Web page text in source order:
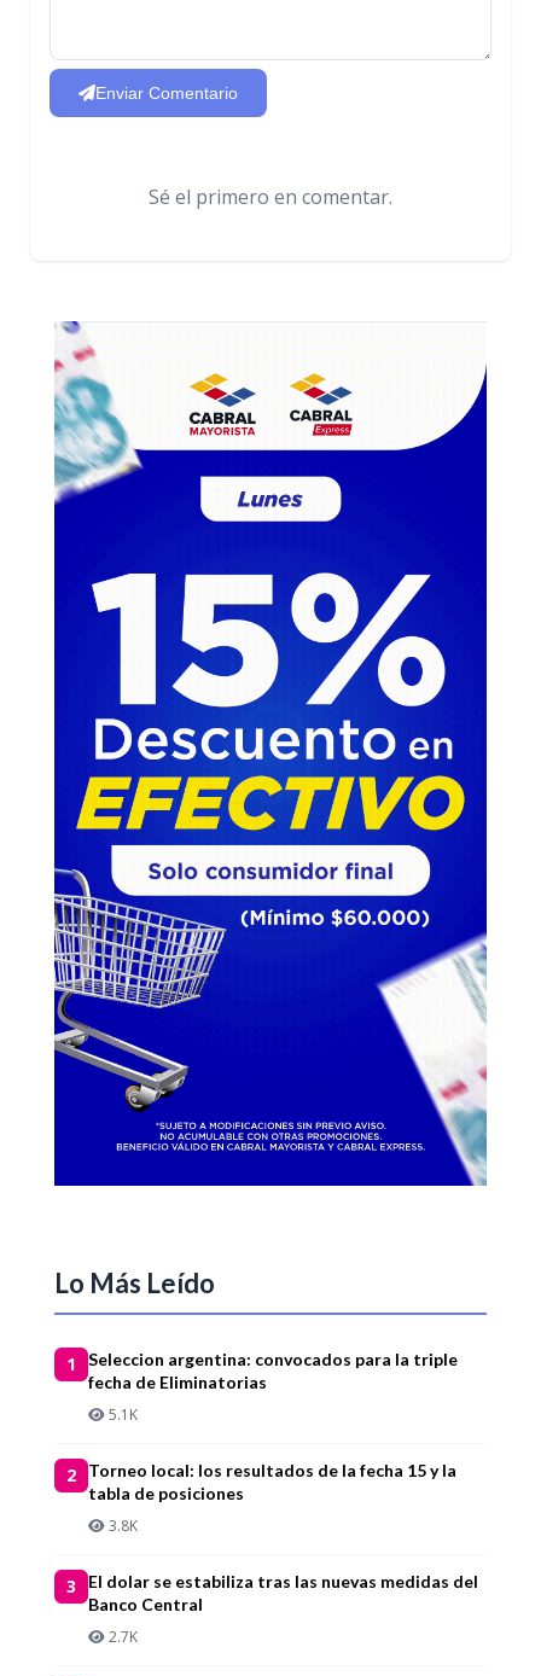
Enviar Comentario
Sé el primero en comentar.
Lo Más Leído
1
Seleccion argentina: convocados para la triple
fecha de Eliminatorias
5.1K
2
Torneo local: los resultados de la fecha 15 y la
tabla de posiciones
3.8K
3
El dolar se estabiliza tras las nuevas medidas del
Banco Central
2.7K